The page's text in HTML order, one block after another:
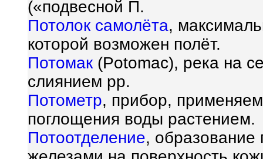
(«подвесной П.
Потолок самолёта,
которой возможен полёт.
Потомак (Potomac), река на
слиянием рр.
Потометр, прибор,
поглощения воды растением.
Потоотделение, образование